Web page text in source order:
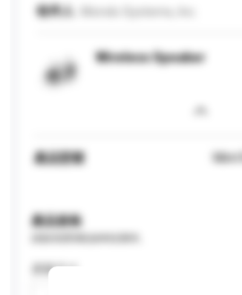
收件人
Wireless Speaker
產品型號 Mint
產品規格
屏幕尺寸